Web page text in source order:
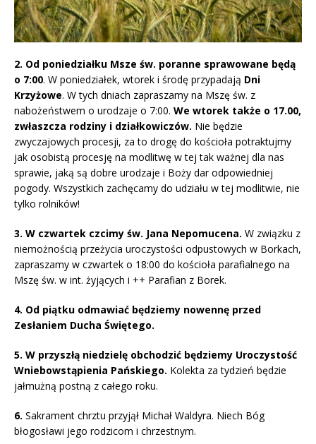
2. Od poniedziałku Msze św. poranne sprawowane będą
o 7:00. W poniedziałek, wtorek i środę przypadają Dni
Krzyżowe. W tych dniach zapraszamy na Mszę św. z
nabożeństwem o urodzaje o 7:00. We wtorek także o 17.00,
zwłaszcza rodziny i działkowiczów. Nie będzie
zwyczajowych procesji, za to drogę do kościoła potraktujmy
jak osobistą procesję na modlitwę w tej tak ważnej dla nas
sprawie, jaką są dobre urodzaje i Boży dar odpowiedniej
pogody. Wszystkich zachęcamy do udziału w tej modlitwie, nie
tylko rolników!
3. W czwartek czcimy św. Jana Nepomucena. W związku z
niemożnością przeżycia uroczystości odpustowych w Borkach,
zapraszamy w czwartek o 18:00 do kościoła parafialnego na
Mszę św. w int. żyjących i ++ Parafian z Borek.
4. Od piątku odmawiać będziemy nowennę przed
Zesłaniem Ducha Świętego.
5. W przyszłą niedzielę obchodzić będziemy Uroczystość
Wniebowstąpienia Pańskiego. Kolekta za tydzień będzie
jałmużną postną z całego roku.
6. Sakrament chrztu przyjął Michał Waldyra. Niech Bóg
błogosławi jego rodzicom i chrzestnym.